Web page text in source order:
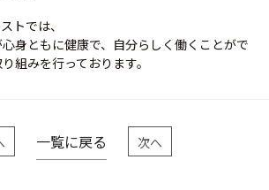
トでは、
身ともに健康で、自分らしく働くことがで
組みを行っております。
一覧に戻る 次へ